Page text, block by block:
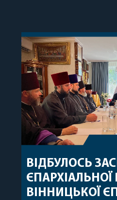
ВІДБУЛОСЬ
ЄПАРХІАЛЬНОЇ
ВІННИЦЬКОЇ